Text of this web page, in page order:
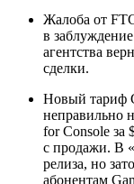
Жалоба от
в
агентства
сделки.
Новый тариф
неправильно
for Console за
с продажи. В
релиза, но
абонентам